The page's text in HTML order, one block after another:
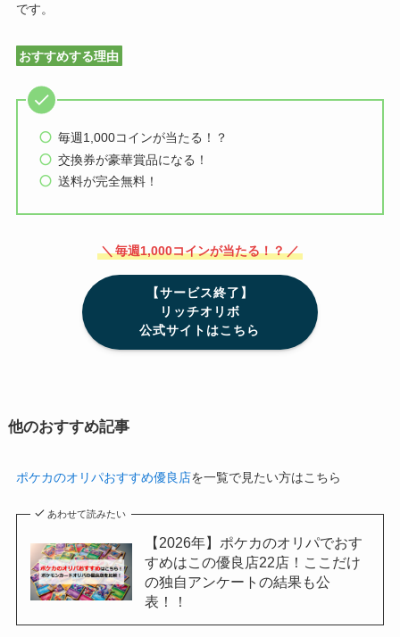
です。
おすすめする理由
毎週1,000コインが当たる！？
交換券が豪華賞品になる！
送料が完全無料！
＼毎週1,000コインが当たる！？／
【サービス終了】
リッチオリボ
公式サイトはこちら
他のおすすめ記事
ポケカのオリパおすすめ優良店を一覧で見たい方はこちら
あわせて読みたい
【2026年】ポケカのオリパでおす
すめはこの優良店22店！ここだけ
の独自アンケートの結果も公
表！！